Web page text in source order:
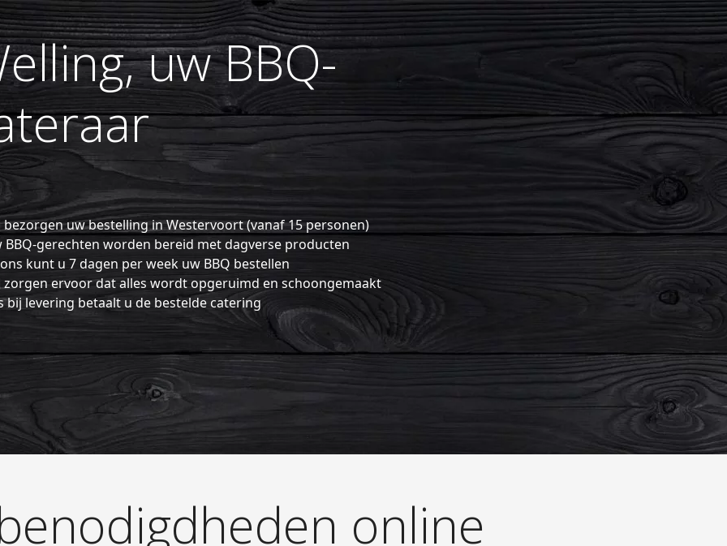
uw BBQ-
uw bestelling in Westervoort (vanaf 15 personen)
BBQ-gerechten worden bereid met dagverse producten
kunt u 7 dagen per week uw BBQ bestellen
zorgen ervoor dat alles wordt opgeruimd en schoongemaakt
bij levering betaalt u de bestelde catering
online